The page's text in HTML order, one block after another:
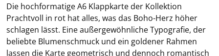
Die hoch­for­ma­ti­ge A6 Klapp­kar­te der Kol­lek­ti­on
Pracht­voll in rot hat alles, was das Boho-​Herz höher
schla­gen lässt. Eine au­ßer­ge­wöhn­li­che Ty­po­gra­fie, der
be­lieb­te Blu­men­schmuck und ein gol­de­ner Rah­men
las­sen die Karte geo­me­trisch und den­noch ro­man­tisch